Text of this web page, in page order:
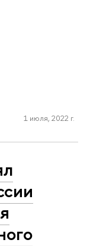
1 июля, 2022 г.